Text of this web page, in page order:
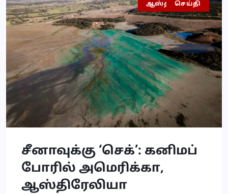
ஆஸ்திரேலியா
உலகம்
செய்தி
சீனாவுக்கு ‘செக்’: கனிமப்
போரில் அமெரிக்கா,
ஆஸ்திரேலியா